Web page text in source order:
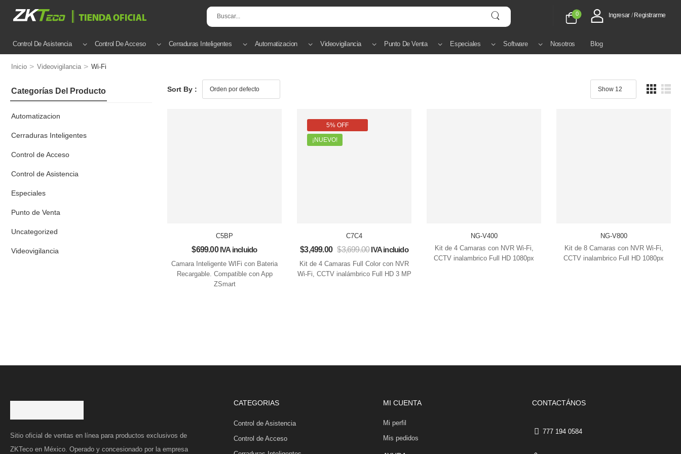
0 Ingresar / Registrarme
Control De Asistencia Control De Acceso Cerraduras Inteligentes Automatizacion Videovigilancia Punto De Venta Especiales Software Nosotros Blog
Inicio > Videovigilancia > Wi-Fi
Categorías Del Producto
Automatizacion
Cerraduras Inteligentes
Control de Acceso
Control de Asistencia
Especiales
Punto de Venta
Uncategorized
Videovigilancia
Sort By :
C5BP
$699.00 IVA incluido
Camara Inteligente WIFi con Bateria
Recargable. Compatible con App
ZSmart
5% OFF
¡NUEVO!
C7C4
$3,499.00 $3,699.00 IVA incluido
Kit de 4 Camaras Full Color con NVR
Wi-Fi, CCTV inalámbrico Full HD 3 MP
NG-V400
Kit de 4 Camaras con NVR Wi-Fi,
CCTV inalambrico Full HD 1080px
NG-V800
Kit de 8 Camaras con NVR Wi-Fi,
CCTV inalambrico Full HD 1080px
Sitio oficial de ventas en línea para productos exclusivos de
ZKTeco en México. Operado y concesionado por la empresa
CATEGORIAS
Control de Asistencia
Control de Acceso
MI CUENTA
Mi perfil
Mis pedidos
CONTACTÁNOS
777 194 0584